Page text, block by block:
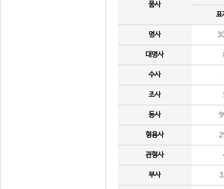
품사
표
명사
대명사
수사
조사
동사
형용사
관형사
부사